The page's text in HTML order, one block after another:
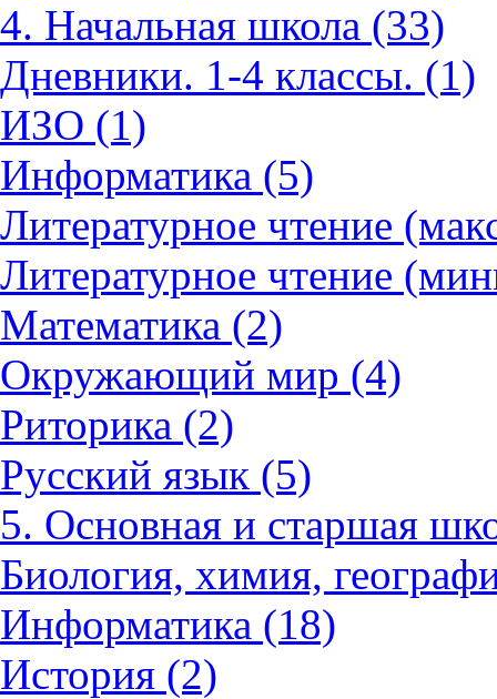
4. Начальная школа (33)
Дневники. 1-4 классы. (1)
ИЗО (1)
Информатика (5)
Литературное чтение
Литературное чтение
Математика (2)
Окружающий мир (4)
Риторика (2)
Русский язык (5)
5. Основная и старшая
Биология, химия,
Информатика (18)
История (2)